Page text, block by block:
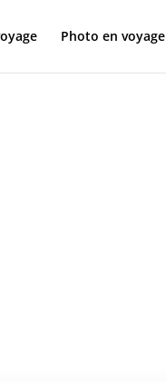
Photo en voyage